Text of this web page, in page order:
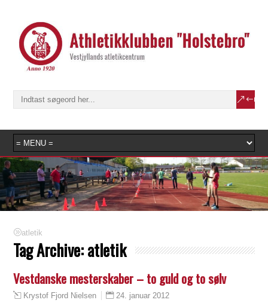
atletik
Tag Archive:atletik
Vestdanske mesterskaber – to guld og to sølv
Krystof Fjord Nielsen 24. januar 2012